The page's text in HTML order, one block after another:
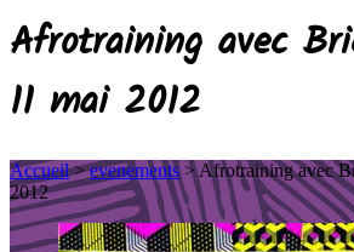
Afrotraining avec
11 mai 2012
Accueil>evenements> Afrotraining avec
2012